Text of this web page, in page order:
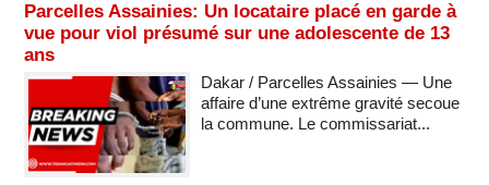
Parcelles Assainies: Un locataire placé en garde à
vue pour viol présumé sur une adolescente de 13
ans
Dakar / Parcelles Assainies — Une
affaire d’une extrême gravité secoue
la commune. Le commissariat...